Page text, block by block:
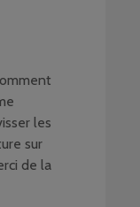
les
sur
de la